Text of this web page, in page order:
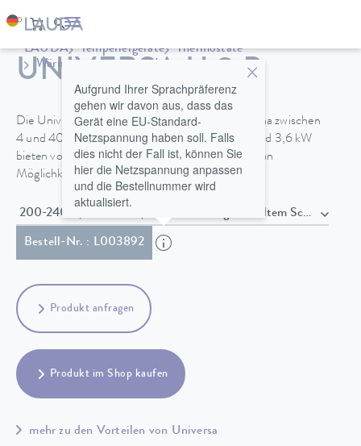
LAUDA Temperiergeräte
Thermostate
Wärmethermostate
UNIVERSA U 8 P
Die Universa Wärmethermostate mit Badvolumina zwischen
4 und 40 L und Heizleistungen zwischen 2 kW und 3,6 kW
bieten volle Flexibilität und ein breites Spektrum an
Möglichkeiten für alle Anwendungen.
200-240 V, 50/60 Hz , Netzkabel mit gewinkeltem Schuko
Bestell-Nr. : L003892
Aufgrund Ihrer Sprachpräferenz
gehen wir davon aus, dass das
Gerät eine EU-Standard-
Netzspannung haben soll. Falls
dies nicht der Fall ist, können Sie
hier die Netzspannung anpassen
und die Bestellnummer wird
aktualisiert.
Produkt anfragen
Produkt im Shop kaufen
mehr zu den Vorteilen von Universa